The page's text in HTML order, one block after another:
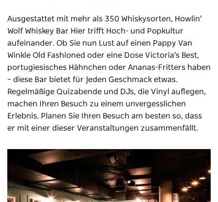
Ausgestattet mit mehr als 350 Whiskysorten, Howlin'
Wolf Whiskey Bar Hier trifft Hoch- und Popkultur
aufeinander. Ob Sie nun Lust auf einen Pappy Van
Winkle Old Fashioned oder eine Dose Victoria's Best,
portugiesisches Hähnchen oder Ananas-Fritters haben
– diese Bar bietet für jeden Geschmack etwas.
Regelmäßige Quizabende und DJs, die Vinyl auflegen,
machen Ihren Besuch zu einem unvergesslichen
Erlebnis. Planen Sie Ihren Besuch am besten so, dass
er mit einer dieser Veranstaltungen zusammenfällt.